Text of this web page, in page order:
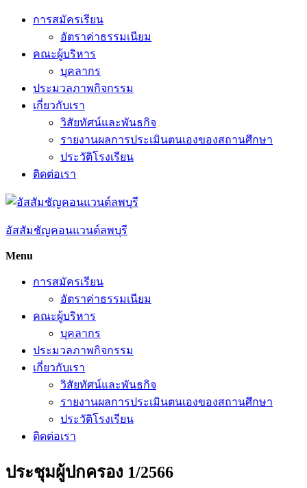
Skip
การสมัครเรียน
อัตราค่าธรรมเนียม
คณะผู้บริหาร
บุคลากร
ประมวลภาพกิจกรรม
เกี่ยวกับเรา
วิสัยทัศน์และพันธกิจ
รายงานผลการประเมินตนเองของสถานศึกษา
ประวัติโรงเรียน
ติดต่อเรา
อัสสัมชัญคอนแวนต์ลพบุรี
Menu
การสมัครเรียน
อัตราค่าธรรมเนียม
คณะผู้บริหาร
บุคลากร
ประมวลภาพกิจกรรม
เกี่ยวกับเรา
วิสัยทัศน์และพันธกิจ
รายงานผลการประเมินตนเองของสถานศึกษา
ประวัติโรงเรียน
ติดต่อเรา
ประชุมผู้ปกครอง 1/2566